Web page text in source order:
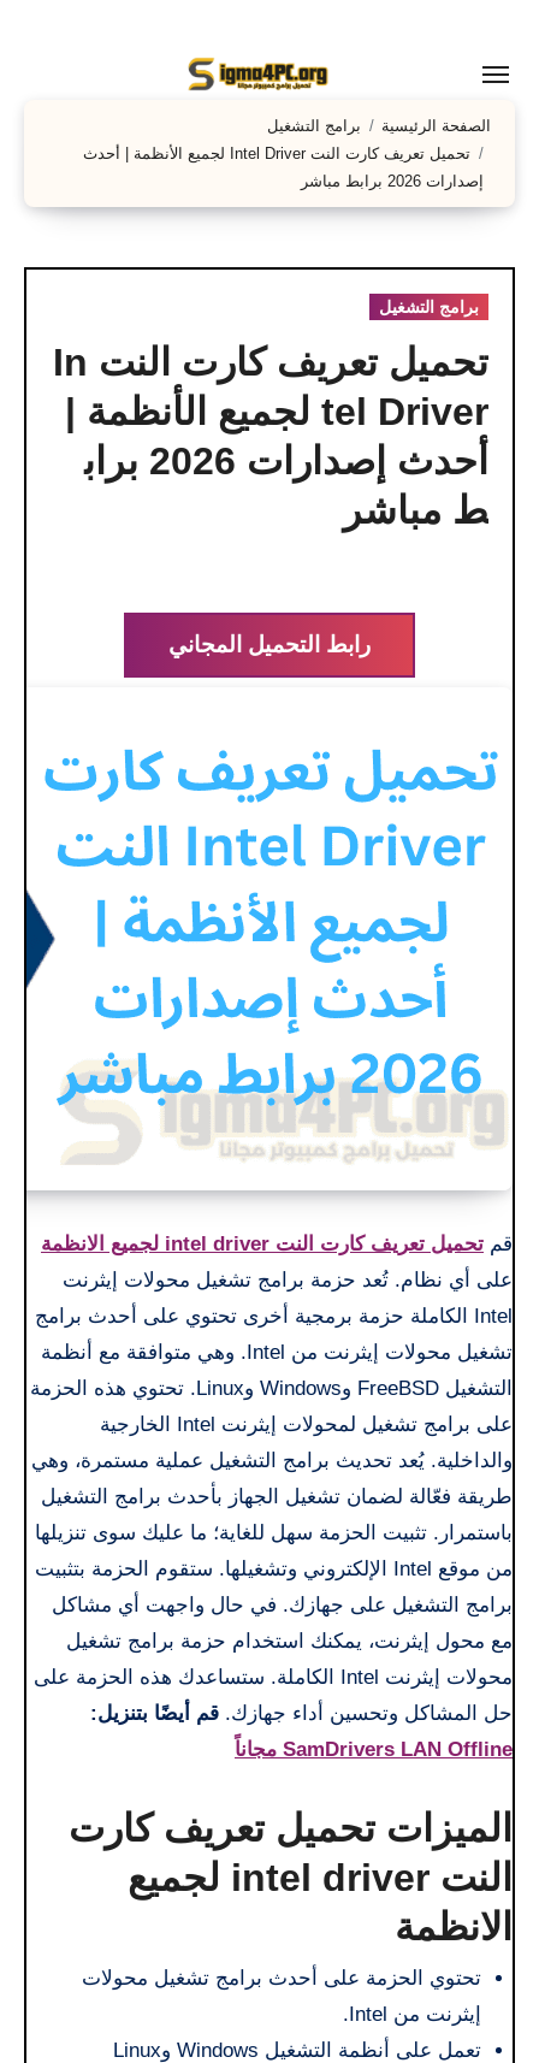
المحتوى
الصفحة الرئيسية
برامج التشغيل
تحميل تعريف كارت النت Intel Driver لجميع الأنظمة | أحدث
إصدارات 2026 برابط مباشر
برامج التشغيل
تحميل تعريف كارت النت In
tel Driver لجميع الأنظمة |
أحدث إصدارات 2026 براب
ط مباشر
رابط التحميل المجاني
قم تحميل تعريف كارت النت intel driver لجميع الانظمة
على أي نظام. تُعد حزمة برامج تشغيل محولات إيثرنت
Intel الكاملة حزمة برمجية أخرى تحتوي على أحدث برامج
تشغيل محولات إيثرنت من Intel. وهي متوافقة مع أنظمة
التشغيل FreeBSD وWindows وLinux. تحتوي هذه الحزمة
على برامج تشغيل لمحولات إيثرنت Intel الخارجية
والداخلية. يُعد تحديث برامج التشغيل عملية مستمرة، وهي
طريقة فعّالة لضمان تشغيل الجهاز بأحدث برامج التشغيل
باستمرار. تثبيت الحزمة سهل للغاية؛ ما عليك سوى تنزيلها
من موقع Intel الإلكتروني وتشغيلها. ستقوم الحزمة بتثبيت
برامج التشغيل على جهازك. في حال واجهت أي مشاكل
مع محول إيثرنت، يمكنك استخدام حزمة برامج تشغيل
محولات إيثرنت Intel الكاملة. ستساعدك هذه الحزمة على
حل المشاكل وتحسين أداء جهازك. قم أيضًا بتنزيل:
SamDrivers LAN Offline مجاناً
الميزات تحميل تعريف كارت
النت intel driver لجميع
الانظمة
تحتوي الحزمة على أحدث برامج تشغيل محولات
إيثرنت من Intel.
تعمل على أنظمة التشغيل Windows وLinux